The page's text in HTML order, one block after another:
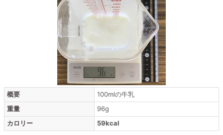
概要
100mlの牛乳
重量
96g
カロリー
59kcal